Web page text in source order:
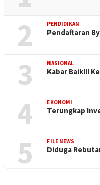
2 PENDIDIKAN
Pendaftaran
3 NASIONAL
Kabar Baik!!!
4 EKONOMI
Terungkap
5 FILE NEWS
Diduga